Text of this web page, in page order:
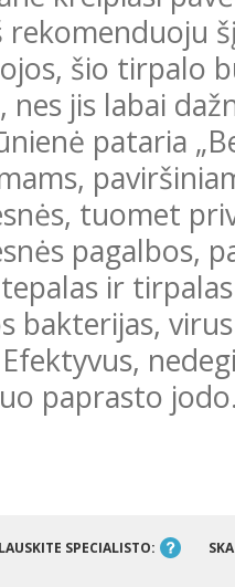
rekomenduoju
nes jis labai
tuomet
pagalbos,
bakterijas,
paprasto
SPECIALISTO: